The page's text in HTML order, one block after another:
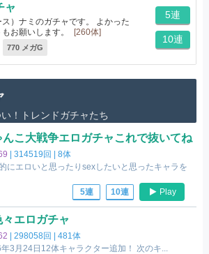
ャ
ス）ナミのガチャです。 よかった
お願いします。
[260体]
770 メガG
5連
10連
！トレンドガチャたち
んこ大戦争エロガチャこれで抜いてね
|314519回 |8体
にエロいと思ったりsexしたいと思ったキャラを
5連
10連 Play
々エロガチャ
|298058回 |481体
3月24日12体キャラクター追加！ 次のキ...